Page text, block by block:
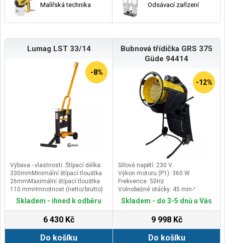
Malířská technika Odsávací zařízení
Lumag LST 33/14
-8%
Výbava - vlastnosti: Štípací délka:
330mmMinimální štípací tlouštka
26mmMaximální štípací tlouštka
110 mmHmnotnost (netto/brutto)
33,5/38,5kgVelikost balení (DxŠxV)
890 x 350 x 720mmStavitelná
lamača kamene vhodná ke šípání
všch běžých formátů kamene,
zámkových dlažb, desek,
obrubníků atd..
Skladem - ihned k odběru
6 430 Kč
Do košíku
Bubnová třídička GRS 375
Güde 94414
-12%
Síťové napětí: 230 V
Výkon motoru (P1): 360 W
Frekvence: 50Hz
Volnoběžné otáčky: 45 min-¹
Skladem - do 3-5 dnů u Vás
9 998 Kč
Do košíku